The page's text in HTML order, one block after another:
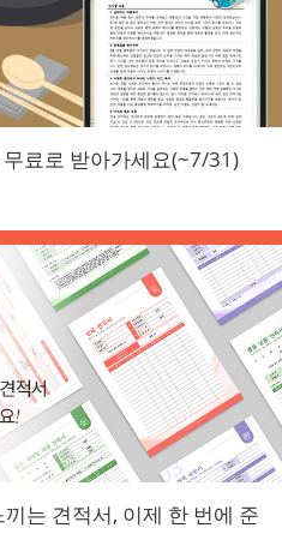
료로 받아가세요(~7/31)
는 견적서, 이제 한 번에 준